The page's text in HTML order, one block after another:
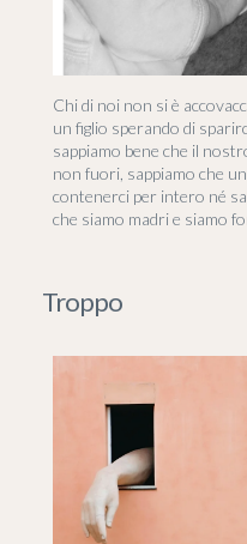
Chi di noi non si è
un figlio sperando di
sappiamo bene che il
non fuori, sappiamo che
contenerci per intero né
che siamo madri e siamo
Troppo